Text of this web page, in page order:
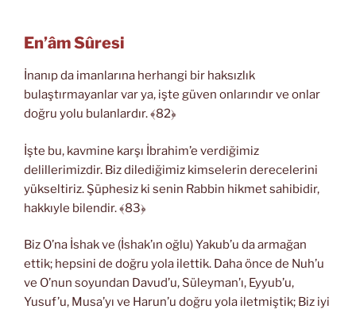
En’âm Sûresi
İnanıp da imanlarına herhangi bir haksızlık
bulaştırmayanlar var ya, işte güven onlarındır ve onlar
doğru yolu bulanlardır. ﴾82﴿
İşte bu, kavmine karşı İbrahim’e verdiğimiz
delillerimizdir. Biz dilediğimiz kimselerin derecelerini
yükseltiriz. Şüphesiz ki senin Rabbin hikmet sahibidir,
hakkıyle bilendir. ﴾83﴿
Biz O’na İshak ve (İshak’ın oğlu) Yakub’u da armağan
ettik; hepsini de doğru yola ilettik. Daha önce de Nuh’u
ve O’nun soyundan Davud’u, Süleyman’ı, Eyyub’u,
Yusuf’u, Musa’yı ve Harun’u doğru yola iletmiştik; Biz iyi